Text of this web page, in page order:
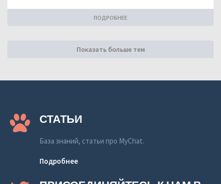
ПОДРОБНЕЕ
Показать больше тем
СТАТЬИ
База знаний, статьи про MyChat.
Подробнее